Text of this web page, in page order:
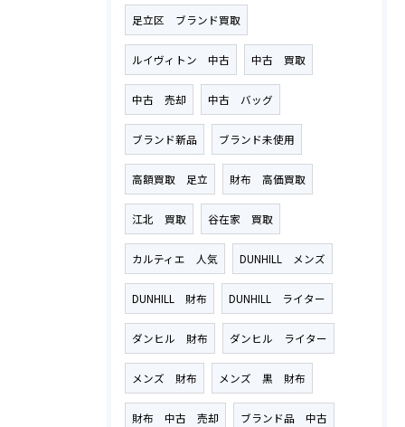
足立区 ブランド買取
ルイヴィトン 中古 中古 買取
中古 売却 中古 バッグ
ブランド新品 ブランド未使用
高額買取 足立 財布 高価買取
江北 買取 谷在家 買取
カルティエ 人気 DUNHILL メンズ
DUNHILL 財布 DUNHILL ライター
ダンヒル 財布 ダンヒル ライター
メンズ 財布 メンズ 黒 財布
財布 中古 売却 ブランド品 中古